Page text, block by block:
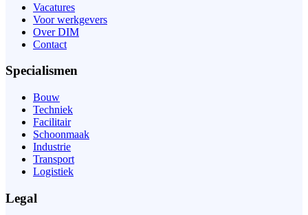
Vacatures
Voor werkgevers
Over DIM
Contact
Specialismen
Bouw
Techniek
Facilitair
Schoonmaak
Industrie
Transport
Logistiek
Legal